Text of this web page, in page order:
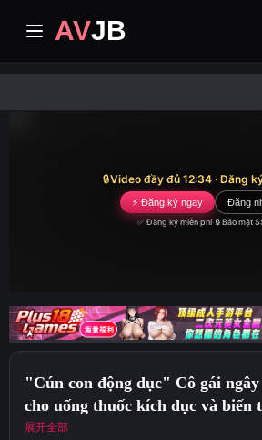
AVJB
video cao cấp
Trung tâm truyền giáo
Image search
Short Videos
🔒Video đầy đủ 12:34 · Đăng
⚡ Đăng ký ngay Đăng
✅ Đăng ký miễn phí·🔒 Bảo mật
"Cún con động dục" Cô gái
cho uống thuốc kích dục và biến
gái lụa đen thành một chú cún
展开全部